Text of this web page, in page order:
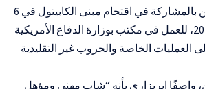
إيريزاري، أحد المُدانين بالمشاركة في اقتحام مبنى الكابيتول في 6
يناير/ كانون الثاني 2021، للعمل في مكتب بوزارة الدفاع الأمريكية
العمليات الخاصة والحروب غير التقليدية
واصفًا إيريزاري بأنه “شاب مهني ومؤهل